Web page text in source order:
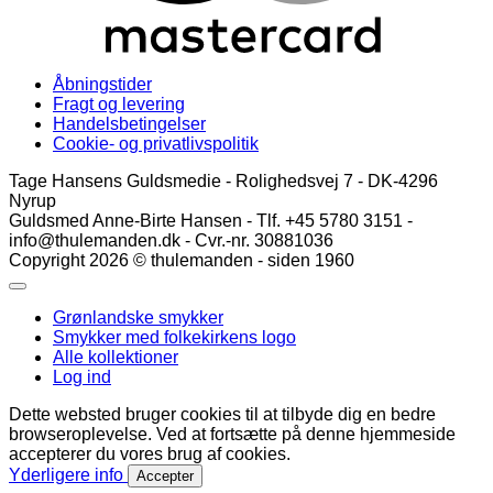
Åbningstider
Fragt og levering
Handelsbetingelser
Cookie- og privatlivspolitik
Tage Hansens Guldsmedie - Rolighedsvej 7 - DK-4296
Nyrup
Guldsmed Anne-Birte Hansen - Tlf. +45 5780 3151 -
info@thulemanden.dk - Cvr.-nr. 30881036
Copyright 2026 © thulemanden - siden 1960
Grønlandske smykker
Smykker med folkekirkens logo
Alle kollektioner
Log ind
Dette websted bruger cookies til at tilbyde dig en bedre
browseroplevelse. Ved at fortsætte på denne hjemmeside
accepterer du vores brug af cookies.
Yderligere info
Accepter